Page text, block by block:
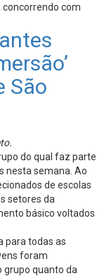
concorrendo com
São
do qual faz parte
nesta semana. Ao
de escolas
setores da
básico voltados
para todas as
foram
grupo quanto da